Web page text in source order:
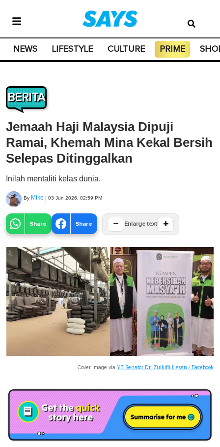
NEWS LIFESTYLE CULTURE PRIME
BERITA
Jemaah Haji Malaysia Dipuji
Ramai, Khemah Mina Kekal Bersih
Selepas Ditinggalkan
Inilah mentaliti kelas dunia.
By Mike | 03 Jun 2026, 02:59 PM
Share Share − Enlarge text +
Cover image via YB Senator Dr. Zulkifli Hasan / Facebook